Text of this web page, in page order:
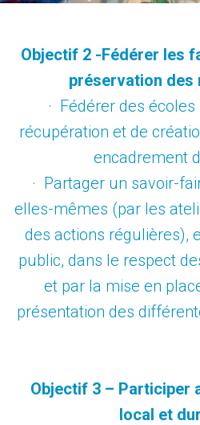
Objectif 2 -Fédérer les
préservation des
· Fédérer des
récupération et de
encadrement
· Partager un savoir-
elles-mêmes (par les
des actions régulières),
public, dans le respect
et par la mise en
présentation des
Objectif 3 – Participer
local et